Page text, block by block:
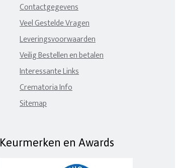
Contactgegevens
Veel Gestelde Vragen
Leveringsvoorwaarden
Veilig Bestellen en betalen
Interessante Links
Crematoria Info
Sitemap
Keurmerken en Awards